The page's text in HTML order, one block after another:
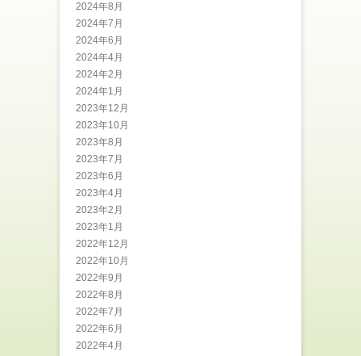
2024年8月
2024年7月
2024年6月
2024年4月
2024年2月
2024年1月
2023年12月
2023年10月
2023年8月
2023年7月
2023年6月
2023年4月
2023年2月
2023年1月
2022年12月
2022年10月
2022年9月
2022年8月
2022年7月
2022年6月
2022年4月